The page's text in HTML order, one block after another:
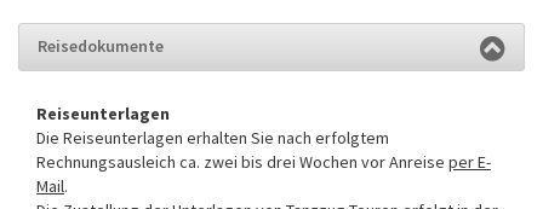
Reisedokumente
Reiseunterlagen
Die Reiseunterlagen erhalten Sie nach erfolgtem
Rechnungsausleich ca. zwei bis drei Wochen vor Anreise per E-
Mail.